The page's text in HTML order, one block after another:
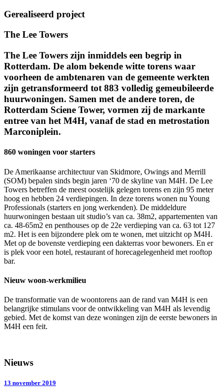
Gerealiseerd project
The Lee Towers
The Lee Towers zijn inmiddels een begrip in
Rotterdam. De alom bekende witte torens waar
voorheen de ambtenaren van de gemeente werkten
zijn getransformeerd tot 883 volledig gemeubileerde
huurwoningen. Samen met de andere toren, de
Rotterdam Sciene Tower, vormen zij de markante
entree van het M4H, vanaf de stad en metrostation
Marconiplein.
860 woningen voor starters
De Amerikaanse architectuur van Skidmore, Owings and Merrill
(SOM) bepalen sinds begin jaren ‘70 de skyline van M4H. De Lee
Towers betreffen de meest oostelijk gelegen torens en zijn 95 meter
hoog en hebben 24 verdiepingen. In deze torens wonen nu Young
Professionals (starters en jong werkenden). De middeldure
huurwoningen bestaan uit studio’s van ca. 38m2, appartementen van
ca. 48-65m2 en penthouses op de 22e verdieping van ca. 63 tot 127
m2. Het is een bijzondere plek om te wonen, met uitzicht op M4H.
Met op de bovenste verdieping een dakterras voor bewoners. En er
is plek voor een hotel, restaurant of horecagelegenheid met rooftop
bar.
Nieuw woon-werkmilieu
De transformatie van de woontorens aan de rand van M4H is een
belangrijke stimulans voor de ontwikkeling van M4H als levendig
gebied. Met de komst van deze woningen zijn de eerste bewoners in
M4H een feit.
Nieuws
13 november 2019